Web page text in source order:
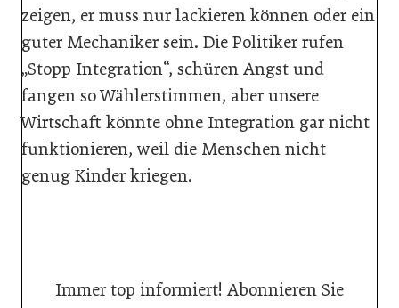
zeigen, er muss nur lackieren können oder ein
guter Mechaniker sein. Die Politiker rufen
„Stopp Integration“, schüren Angst und
fangen so Wählerstimmen, aber unsere
Wirtschaft könnte ohne Integration gar nicht
funktionieren, weil die Menschen nicht
genug Kinder kriegen.
Immer top informiert! Abonnieren Sie